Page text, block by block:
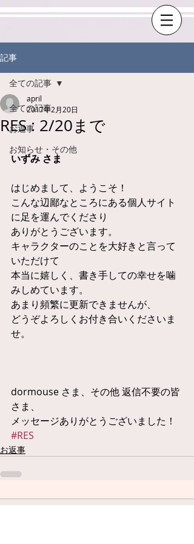
記事
全ての記事
お返事
お知らせ・その他
全ての記事
RES : 2/20まで
april
2017年2月20日
いずみ さま
はじめまして、ようこそ！
こんな辺鄙なところにある個人サイト
に足を運んでくださり
ありがとうございます。
キャラクターのことを大好きと言って
いただけて
本当に嬉しく、書き手しての幸せを噛
みしめています。
あまり頻繁に更新できませんが、
どうぞよろしくお付き合いくださいま
せ。
dormouse さま、その他 返信不要の皆
さま、
メッセージありがとうございました！
#RES
お返事